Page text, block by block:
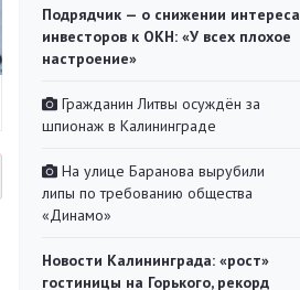
Подрядчик — о снижении интереса
инвесторов к ОКН: «У всех плохое
настроение»
Гражданин Литвы осуждён за
шпионаж в Калининграде
На улице Баранова вырубили
липы по требованию общества
«Динамо»
Новости Калининграда: «рост»
гостиницы на Горького, рекорд